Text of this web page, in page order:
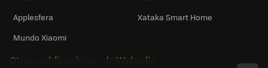
Applesfera
Xataka Smart Home
Mundo Xiaomi
Otras publicaciones de Webedia